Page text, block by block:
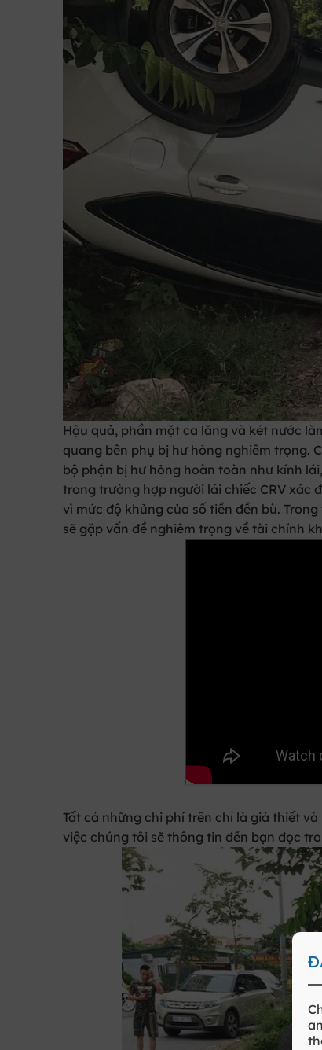
Hậu quả, phần mặt ca lăng và két nước
quang bên phụ bị hư hỏng nghiêm trọng.
bộ phận bị hư hỏng hoàn toàn như kính
trong trường hợp người lái chiếc CRV xác
vì mức độ khủng của số tiền đền bù.
sẽ gặp vấn đề nghiêm trọng về tài chính
Tất cả những chi phí trên chỉ là giả thiết
việc chúng tôi sẽ thông tin đến bạn đọc